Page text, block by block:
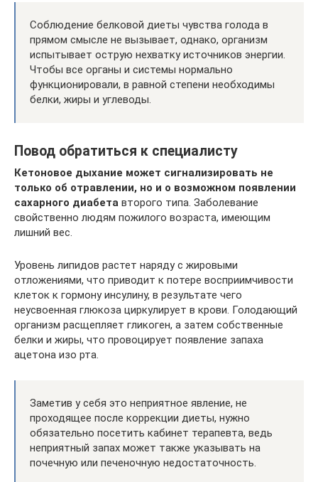
Соблюдение белковой диеты чувства голода в
прямом смысле не вызывает, однако, организм
испытывает острую нехватку источников энергии.
Чтобы все органы и системы нормально
функционировали, в равной степени необходимы
белки, жиры и углеводы.
Повод обратиться к специалисту
Кетоновое дыхание может сигнализировать не
только об отравлении, но и о возможном появлении
сахарного диабета второго типа. Заболевание
свойственно людям пожилого возраста, имеющим
лишний вес.
Уровень липидов растет наряду с жировыми
отложениями, что приводит к потере восприимчивости
клеток к гормону инсулину, в результате чего
неусвоенная глюкоза циркулирует в крови. Голодающий
организм расщепляет гликоген, а затем собственные
белки и жиры, что провоцирует появление запаха
ацетона изо рта.
Заметив у себя это неприятное явление, не
проходящее после коррекции диеты, нужно
обязательно посетить кабинет терапевта, ведь
неприятный запах может также указывать на
почечную или печеночную недостаточность.